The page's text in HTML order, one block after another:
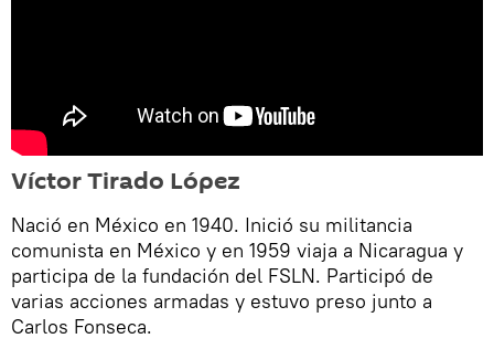
Víctor Tirado López
Nació en México en 1940. Inició su militancia
comunista en México y en 1959 viaja a Nicaragua y
participa de la fundación del FSLN. Participó de
varias acciones armadas y estuvo preso junto a
Carlos Fonseca.